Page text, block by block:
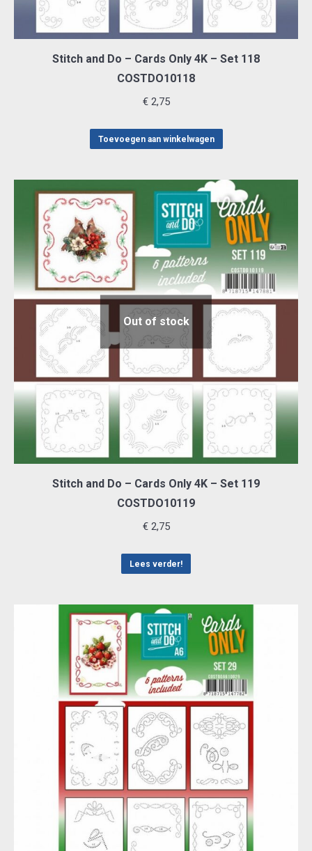
Stitch and Do – Cards Only 4K – Set 118
COSTDO10118
€2,75
Toevoegen aan winkelwagen
Out of stock
Stitch and Do – Cards Only 4K – Set 119
COSTDO10119
€2,75
Lees verder!